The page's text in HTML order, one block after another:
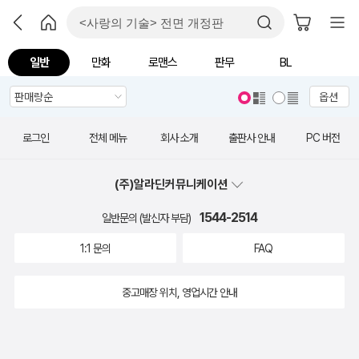
일반 만화 로맨스 판무 BL
옵션
로그인 전체 메뉴 회사 소개 출판사 안내 PC 버전
(주)알라딘커뮤니케이션
일반문의 (발신자 부담) 1544-2514
1:1 문의 FAQ
중고매장 위치, 영업시간 안내